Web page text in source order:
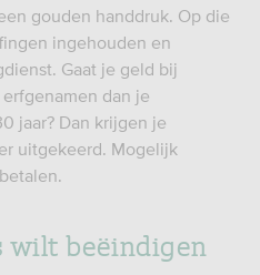
gouden handdruk. Op die
ingehouden en
Gaat je geld bij
dan je
jaar? Dan krijgen je
uitgekeerd. Mogelijk
beëindigen